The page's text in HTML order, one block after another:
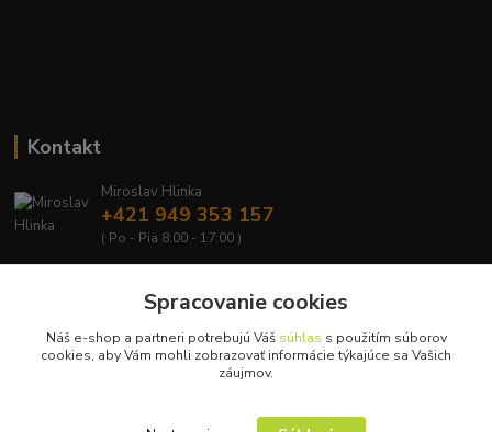
Kontakt
Miroslav Hlinka
+421 949 353 157
( Po - Pia 8:00 - 17:00 )
Spracovanie cookies
Náš e-shop a partneri potrebujú Váš súhlas s použitím súborov
cookies, aby Vám mohli zobrazovať informácie týkajúce sa Vašich
záujmov.